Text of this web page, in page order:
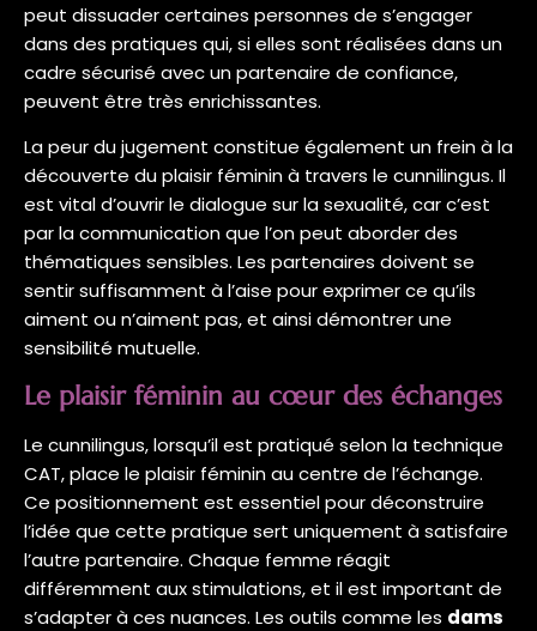
peut dissuader certaines personnes de s’engager
dans des pratiques qui, si elles sont réalisées dans un
cadre sécurisé avec un partenaire de confiance,
peuvent être très enrichissantes.
La peur du jugement constitue également un frein à la
découverte du plaisir féminin à travers le cunnilingus. Il
est vital d’ouvrir le dialogue sur la sexualité, car c’est
par la communication que l’on peut aborder des
thématiques sensibles. Les partenaires doivent se
sentir suffisamment à l’aise pour exprimer ce qu’ils
aiment ou n’aiment pas, et ainsi démontrer une
sensibilité mutuelle.
Le plaisir féminin au cœur des échanges
Le cunnilingus, lorsqu’il est pratiqué selon la technique
CAT, place le plaisir féminin au centre de l’échange.
Ce positionnement est essentiel pour déconstruire
l’idée que cette pratique sert uniquement à satisfaire
l’autre partenaire. Chaque femme réagit
différemment aux stimulations, et il est important de
s’adapter à ces nuances. Les outils comme les dams